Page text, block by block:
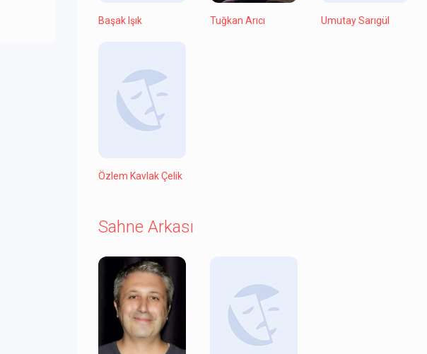
Başak Işık Tuğkan Arıcı Umutay Sarıgül
Özlem Kavlak Çelik
Sahne Arkası